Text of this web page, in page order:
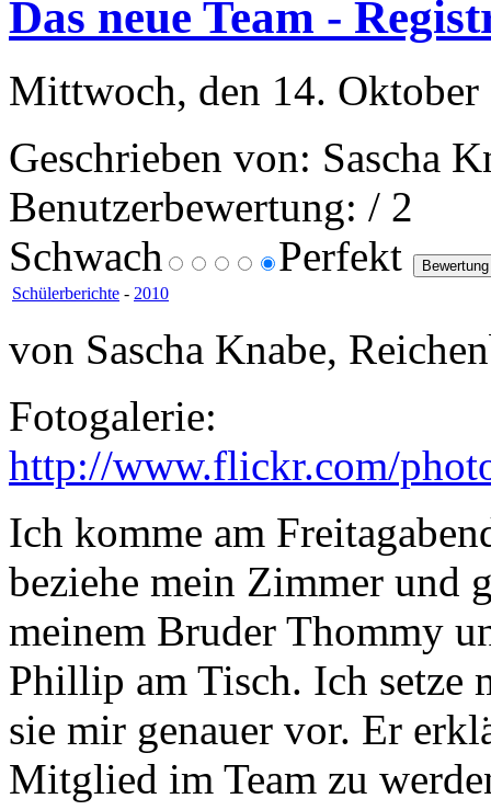
Das neue Team -
Mittwoch, den 14.
Geschrieben von: Sascha
Benutzerbewertung: / 2
Schwach
Perfekt
Schülerberichte - 2010
von Sascha Knabe,
Fotogalerie:
http://www.flickr.com/
Ich komme am
beziehe mein Zimmer und
meinem Bruder Thommy
Phillip am Tisch. Ich setze
sie mir genauer vor. Er
Mitglied im Team zu